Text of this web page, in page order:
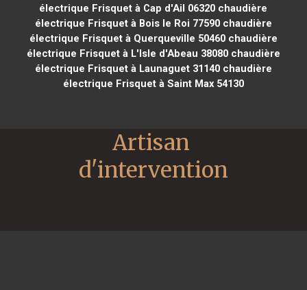
électrique Frisquet à Cap d'Ail 06320 chaudière
électrique Frisquet à Bois le Roi 77590chaudière
électrique Frisquet à Querqueville 50460chaudière
électrique Frisquet à L'Isle d'Abeau 38080chaudière
électrique Frisquet à Launaguet 31140chaudière
électrique Frisquet à Saint Max 54130
Artisan
d'intervention